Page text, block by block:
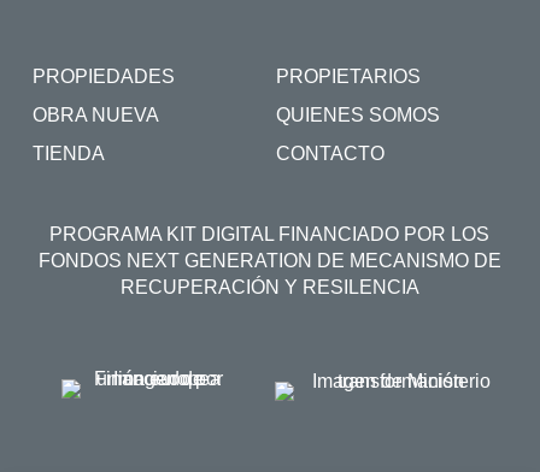
PROPIEDADES
PROPIETARIOS
OBRA NUEVA
QUIENES SOMOS
TIENDA
CONTACTO
PROGRAMA KIT DIGITAL FINANCIADO POR LOS
FONDOS NEXT GENERATION DE MECANISMO DE
RECUPERACIÓN Y RESILENCIA